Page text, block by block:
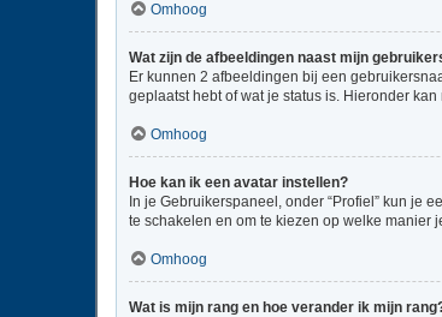
Omhoog
Wat zijn de afbeeldingen naast mijn
Er kunnen 2 afbeeldingen bij een
geplaatst hebt of wat je status is. Hieronder
Omhoog
Hoe kan ik een avatar instellen?
In je Gebruikerspaneel, onder “Profiel” kun je
te schakelen en om te kiezen op welke manier
Omhoog
Wat is mijn rang en hoe verander ik mijn